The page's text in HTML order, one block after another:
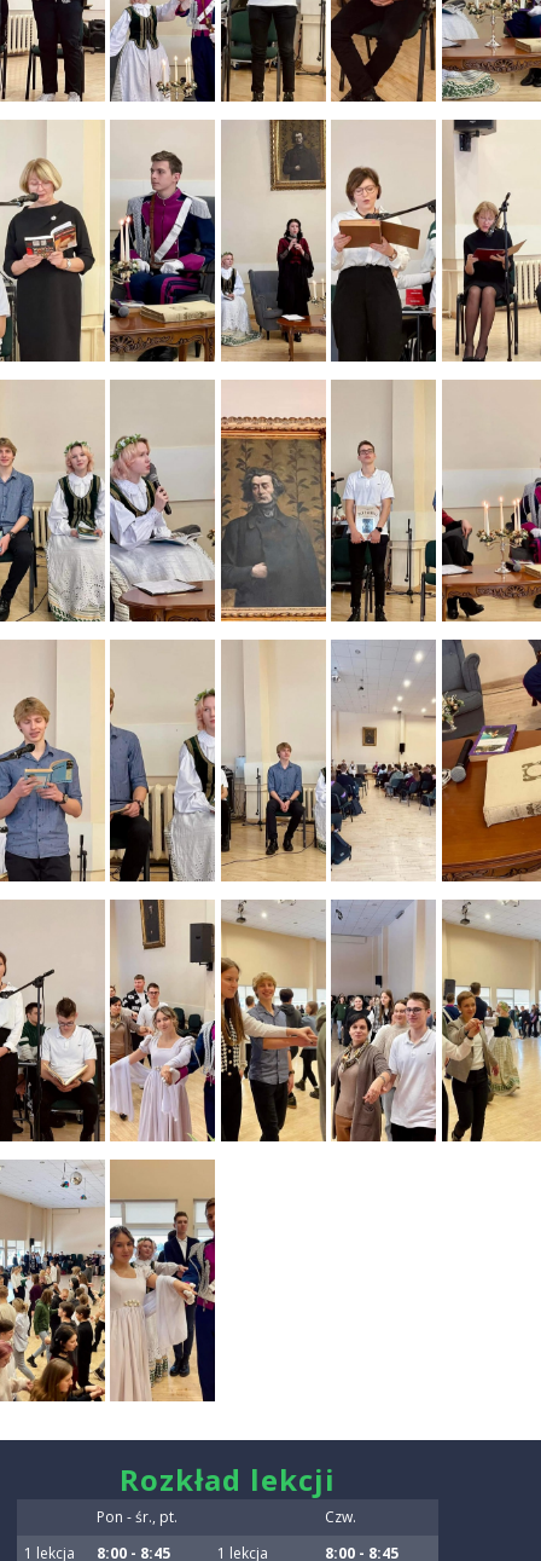
Rozkład lekcji
Pon - śr., pt.
Czw.
1 lekcja
8:00 - 8:45 1 lekcja 8:00 - 8:45